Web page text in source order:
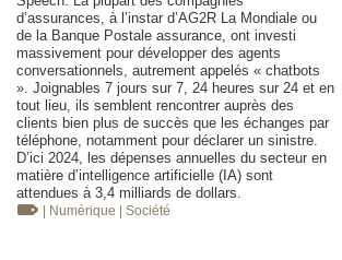
d’assurances, à l’instar d’AG2R La Mondiale ou
de la Banque Postale assurance, ont investi
massivement pour développer des agents
conversationnels, autrement appelés « chatbots
». Joignables 7 jours sur 7, 24 heures sur 24 et en
tout lieu, ils semblent rencontrer auprès des
clients bien plus de succès que les échanges par
téléphone, notamment pour déclarer un sinistre.
D’ici 2024, les dépenses annuelles du secteur en
matière d’intelligence artificielle (IA) sont
attendues à 3,4 milliards de dollars.
| Numérique | Société